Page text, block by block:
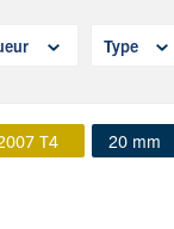
Type
T4 20 mm